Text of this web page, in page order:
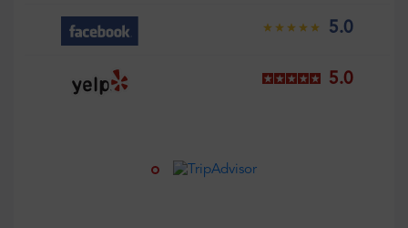
5.0
5.0